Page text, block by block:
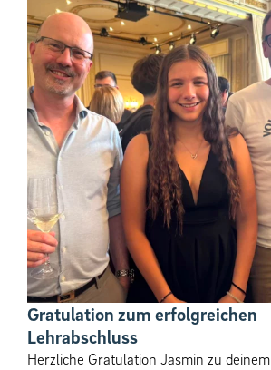
Gratulation zum erfolgreichen
Lehrabschluss
Herzliche Gratulation Jasmin zu deinem